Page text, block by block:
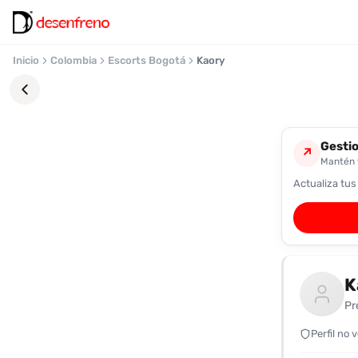
Inicio Colombia Escorts Bogotá Kaory
↗
Mantén
Actualiza tus
Perfil no